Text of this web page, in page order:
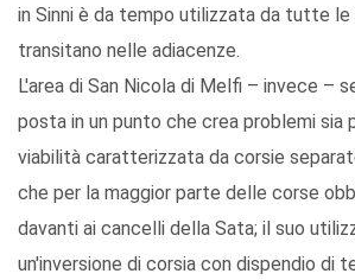
in Sinni è da tempo utilizzata da tutte le
transitano nelle adiacenze.
L'area di San Nicola di Melfi – invece –
posta in un punto che crea problemi sia
viabilità caratterizzata da corsie
che per la maggior parte delle corse
davanti ai cancelli della Sata; il suo
un'inversione di corsia con dispendio di